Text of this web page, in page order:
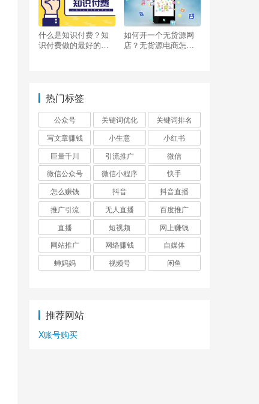
什么是知识付费？知
识付费做的最好的平
如何开一个无货源网
店？无货源电商怎么
热门标签
公众号 关键词优化
关键词排名
写文章赚钱
小生意
小红书
巨量千川
引流推广
微信
微信公众号
微信小程序
快手
怎么赚钱
抖音
抖音直播
推广引流
无人直播
百度推广
直播
短视频
网上赚钱
网站推广
网络赚钱
自媒体
蝉妈妈
视频号 闲鱼
推荐网站
X账号购买